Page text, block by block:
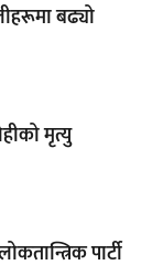
बढ्यो
मृत्यु
पार्टी